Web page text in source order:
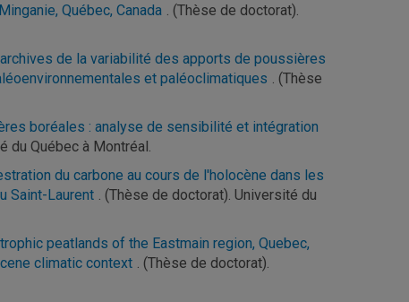
Québec, Canada . (Thèse de doctorat).
de la variabilité des apports de poussières
et paléoclimatiques . (Thèse
boréales : analyse de sensibilité et intégration
du Québec à Montréal.
du carbone au cours de l'holocène dans les
Saint-Laurent . (Thèse de doctorat). Université du
peatlands of the Eastmain region, Quebec,
climatic context . (Thèse de doctorat).